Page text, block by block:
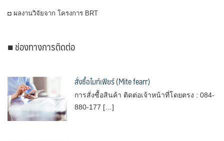
◘ ผลงานวิจัยจาก โครงการ BRT
■ ช่องทางการติดต่อ
สั่งซื้อไมท์เฟียร์ (Mite fearr)
การสั่งซื้อสินค้า ติดต่อเจ้าหน้าที่โดยตรง : 084-
880-177 […]